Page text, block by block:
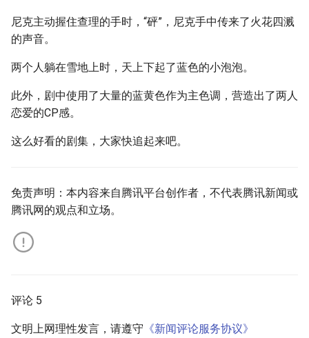
尼克主动握住查理的手时，“砰”，尼克手中传来了火花四溅
的声音。
两个人躺在雪地上时，天上下起了蓝色的小泡泡。
此外，剧中使用了大量的蓝黄色作为主色调，营造出了两人
恋爱的CP感。
这么好看的剧集，大家快追起来吧。
免责声明：本内容来自腾讯平台创作者，不代表腾讯新闻或
腾讯网的观点和立场。
评论 5
文明上网理性发言，请遵守 《新闻评论服务协议》